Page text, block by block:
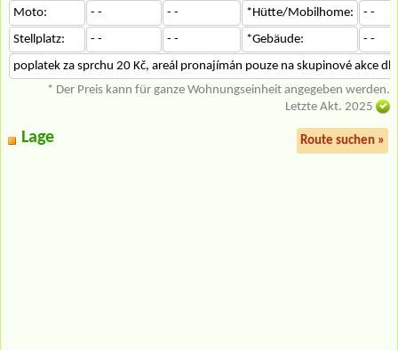
Moto:
- - - - *Hütte/Mobilhome:
- -
Stellplatz:
- - - - *Gebäude:
- -
poplatek za sprchu 20 Kč, areál pronajímán pouze na skupinové akce
* Der Preis kann für ganze Wohnungseinheit angegeben werden.
Letzte Akt. 2025
Lage Route suchen »